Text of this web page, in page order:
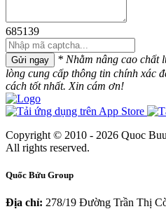
685139
Gửi ngay
* Nhằm nâng cao chất
lòng cung cấp thông tin chính xác
cách tốt nhất. Xin cám ơn!
Copyright © 2010 - 2026 Quoc
All rights reserved.
Quốc Bửu Group
Địa chỉ: 278/19 Đường Trần Thị